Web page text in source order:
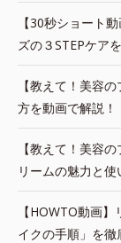
【30秒ショート
ズの３STEPケア
【教えて！美容
方を動画で解説！
【教えて！美容
リームの魅力と使
【HOWTO動画
イクの手順」を徹